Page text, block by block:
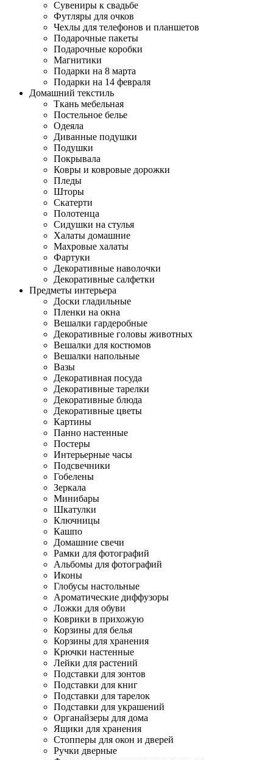
Сувениры к свадьбе
Футляры для очков
Чехлы для телефонов и планшетов
Подарочные пакеты
Подарочные коробки
Магнитики
Подарки на 8 марта
Подарки на 14 февраля
Домашний текстиль
Ткань мебельная
Постельное белье
Одеяла
Диванные подушки
Подушки
Покрывала
Ковры и ковровые дорожки
Пледы
Шторы
Скатерти
Полотенца
Сидушки на стулья
Халаты домашние
Махровые халаты
Фартуки
Декоративные наволочки
Декоративные салфетки
Предметы интерьера
Доски гладильные
Пленки на окна
Вешалки гардеробные
Декоративные головы животных
Вешалки для костюмов
Вешалки напольные
Вазы
Декоративная посуда
Декоративные тарелки
Декоративные блюда
Декоративные цветы
Картины
Панно настенные
Постеры
Интерьерные часы
Подсвечники
Гобелены
Зеркала
Минибары
Шкатулки
Ключницы
Кашпо
Домашние свечи
Рамки для фотографий
Альбомы для фотографий
Иконы
Глобусы настольные
Ароматические диффузоры
Ложки для обуви
Коврики в прихожую
Корзины для белья
Корзины для хранения
Крючки настенные
Лейки для растений
Подставки для зонтов
Подставки для книг
Подставки для тарелок
Подставки для украшений
Органайзеры для дома
Ящики для хранения
Стопперы для окон и дверей
Ручки дверные